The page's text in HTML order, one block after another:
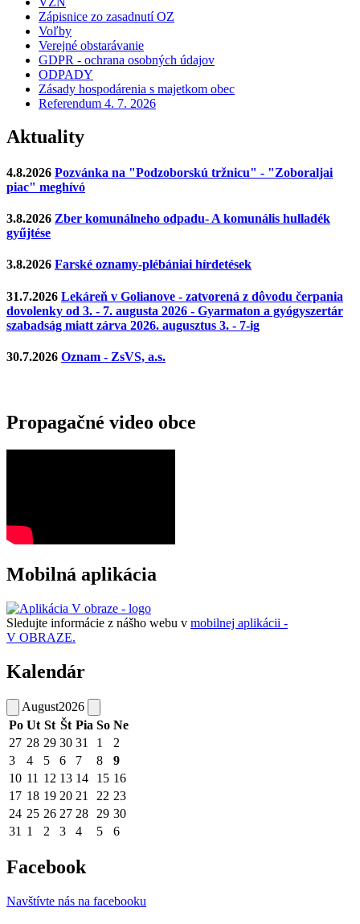
Zápisnice zo zasadnutí OZ
Voľby
Verejné obstarávanie
GDPR - ochrana osobných údajov
ODPADY
Zásady hospodárenia s majetkom obec
Referendum 4. 7. 2026
Aktuality
4.8.2026 Pozvánka na "Podzoborskú tržnicu" - "Zoboraljai
piac" meghívó
3.8.2026 Zber komunálneho odpadu- A komunális hulladék
gyűjtése
3.8.2026 Farské oznamy-plébániai hírdetések
31.7.2026 Lekáreň v Golianove - zatvorená z dôvodu čerpania
dovolenky od 3. - 7. augusta 2026 - Gyarmaton a gyógyszertár
szabadság miatt zárva 2026. augusztus 3. - 7-ig
30.7.2026 Oznam - ZsVS, a.s.
Propagačné video obce
Mobilná aplikácia
Sledujte informácie z nášho webu v mobilnej aplikácii -
V OBRAZE.
Kalendár
August2026
Po Ut St Št Pia So Ne
27 28 29 30 31 1
2
3
4 5 6 7 8
9
10 11 12 13 14 15 16
17 18 19 20 21 22 23
24 25 26 27 28 29 30
31 1 2 3 4 5 6
Facebook
Navštívte nás na facebooku